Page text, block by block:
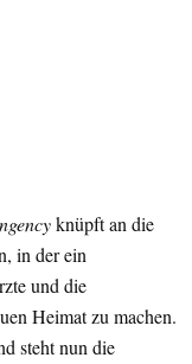
knüpft an die
in der ein
und die
Heimat zu machen.
steht nun die